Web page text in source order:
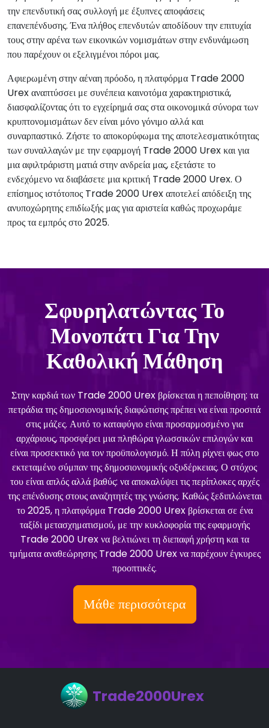
την επενδυτική σας συλλογή με έξυπνες αποφάσεις
επανεπένδυσης. Ένα πλήθος επενδυτών αποδίδουν την επιτυχία
τους στην αρένα των εικονικών νομισμάτων στην ενδυνάμωση
που παρέχουν οι εξελιγμένοι πόροι μας.
Αφιερωμένη στην αέναη πρόοδο, η πλατφόρμα Trade 2000
Urex αναπτύσσει με συνέπεια καινοτόμα χαρακτηριστικά,
διασφαλίζοντας ότι το εγχείρημά σας στα οικονομικά σύνορα των
κρυπτονομισμάτων δεν είναι μόνο γόνιμο αλλά και
συναρπαστικό. Ζήστε το αποκορύφωμα της αποτελεσματικότητας
των συναλλαγών με την εφαρμογή Trade 2000 Urex και για
μια αφιλτράριστη ματιά στην ανδρεία μας, εξετάστε το
ενδεχόμενο να διαβάσετε μια κριτική Trade 2000 Urex. Ο
επίσημος ιστότοπος Trade 2000 Urex αποτελεί απόδειξη της
ανυποχώρητης επιδίωξής μας για αριστεία καθώς προχωράμε
προς τα εμπρός στο 2025.
Σφυρηλατώντας Το
Μονοπάτι Για Την
Καθολική Μάθηση
Στην καρδιά των Trade 2000 Urex βρίσκεται η πεποίθηση: τα
πετράδια της δημοσιονομικής διαφώτισης πρέπει να είναι προσιτά
στις μάζες. Αυτό το καταφύγιο είναι προσαρμοσμένο για
αρχάριους, προσφέρει μια πληθώρα γλωσσικών επιλογών και
είναι προσεκτικό για τον προϋπολογισμό. Η πύλη ρίχνει φως στο
εκτεταμένο σύμπαν της δημοσιονομικής οξυδέρκειας. Ο στόχος
του είναι απλός αλλά βαθύς: να αποκαλύψει τις περίπλοκες αρχές
της επένδυσης στους αναζητητές της γνώσης. Καθώς ξεδιπλώνεται
το 2025, η πλατφόρμα Trade 2000 Urex βρίσκεται σε ένα
ταξίδι μετασχηματισμού, με την κυκλοφορία της εφαρμογής
Trade 2000 Urex να βελτιώνει τη διεπαφή χρήστη και τα
τμήματα αναθεώρησης Trade 2000 Urex να παρέχουν έγκυρες
προοπτικές.
Μάθε περισσότερα
Trade2000Urex